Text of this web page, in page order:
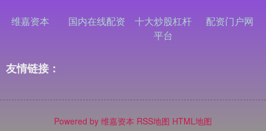
维嘉资本 国内在线配资
十大炒股杠杆
平台
配资门户网
友情链接：
Powered by 维嘉资本 RSS地图 HTML地图